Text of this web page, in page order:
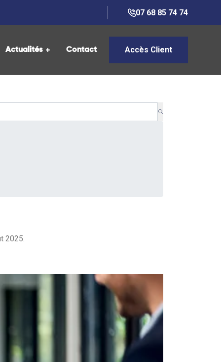
07 68 85 74 74
Actualités Contact Accès Client
2025.